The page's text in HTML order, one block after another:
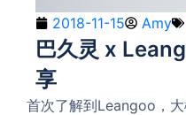
2018-11-15 Amy
巴久灵 x
享
首次了解到Leangoo，